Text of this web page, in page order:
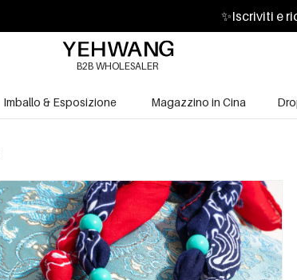
✨Iscriviti e
B2B WHOLESALER
Imballo & Esposizione Magazzino in Cina